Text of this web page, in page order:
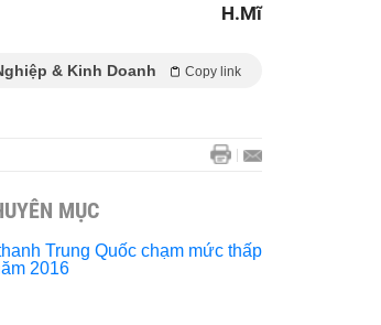
H.Mĩ
& Kinh Doanh Copy link
MỤC